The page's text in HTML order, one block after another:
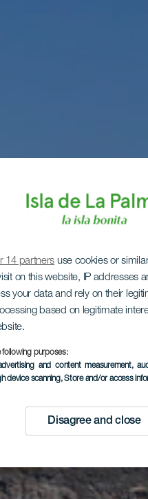
14 partners use cookies or
on this website, IP addresses
your data and rely on their
based on legitimate
purposes:
and content measurement,
device scanning, Store and/or access
Disagree and close